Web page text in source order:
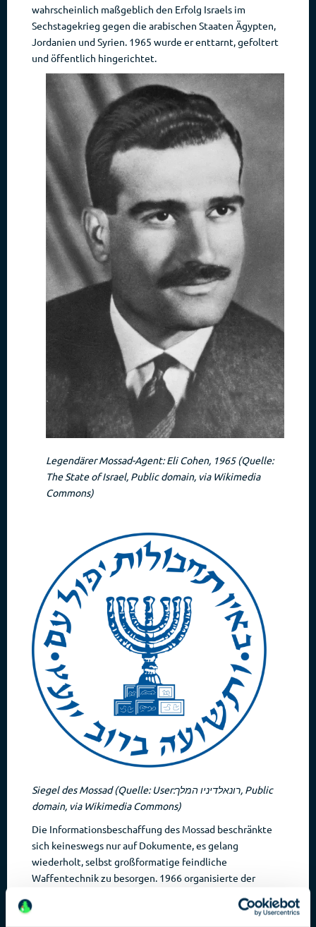
wahrscheinlich maßgeblich den Erfolg Israels im
Sechstagekrieg gegen die arabischen Staaten Ägypten,
Jordanien und Syrien. 1965 wurde er enttarnt, gefoltert
und öffentlich hingerichtet.
Legendärer Mossad-Agent: Eli Cohen, 1965 (Quelle:
The State of Israel, Public domain, via Wikimedia
Commons)
Siegel des Mossad (Quelle: User:רונאלדיניו המלך, Public
domain, via Wikimedia Commons)
Die Informationsbeschaffung des Mossad beschränkte
sich keineswegs nur auf Dokumente, es gelang
wiederholt, selbst großformatige feindliche
Waffentechnik zu besorgen. 1966 organisierte der
sowjetischen MiG-21-Kampfflugzeug. 1969 erbeutete